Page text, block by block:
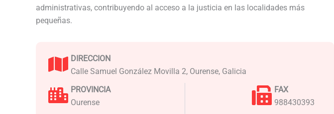
administrativas, contribuyendo al acceso a la justicia en las localidades más
pequeñas.
DIRECCION
Calle Samuel González Movilla 2, Ourense, Galicia
PROVINCIA
Ourense
FAX
988430393